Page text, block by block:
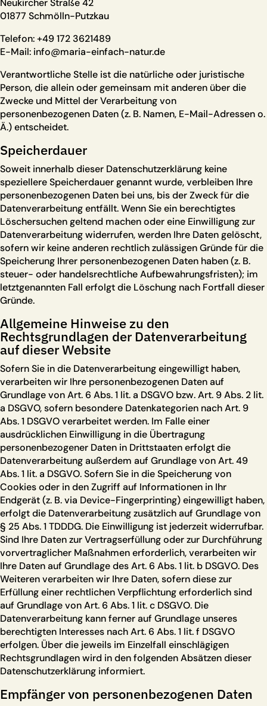
Neukircher Straße 42
01877 Schmölln-Putzkau
Telefon: +49 172 3621489
E-Mail: info@maria-einfach-natur.de
Verantwortliche Stelle ist die natürliche oder juristische
Person, die allein oder gemeinsam mit anderen über die
Zwecke und Mittel der Verarbeitung von
personenbezogenen Daten (z. B. Namen, E-Mail-Adressen o.
Ä.) entscheidet.
Speicherdauer
Soweit innerhalb dieser Datenschutzerklärung keine
speziellere Speicherdauer genannt wurde, verbleiben Ihre
personenbezogenen Daten bei uns, bis der Zweck für die
Datenverarbeitung entfällt. Wenn Sie ein berechtigtes
Löschersuchen geltend machen oder eine Einwilligung zur
Datenverarbeitung widerrufen, werden Ihre Daten gelöscht,
sofern wir keine anderen rechtlich zulässigen Gründe für die
Speicherung Ihrer personenbezogenen Daten haben (z. B.
steuer- oder handelsrechtliche Aufbewahrungsfristen); im
letztgenannten Fall erfolgt die Löschung nach Fortfall dieser
Gründe.
Allgemeine Hinweise zu den
Rechtsgrundlagen der Datenverarbeitung
auf dieser Website
Sofern Sie in die Datenverarbeitung eingewilligt haben,
verarbeiten wir Ihre personenbezogenen Daten auf
Grundlage von Art. 6 Abs. 1 lit. a DSGVO bzw. Art. 9 Abs. 2 lit.
a DSGVO, sofern besondere Datenkategorien nach Art. 9
Abs. 1 DSGVO verarbeitet werden. Im Falle einer
ausdrücklichen Einwilligung in die Übertragung
personenbezogener Daten in Drittstaaten erfolgt die
Datenverarbeitung außerdem auf Grundlage von Art. 49
Abs. 1 lit. a DSGVO. Sofern Sie in die Speicherung von
Cookies oder in den Zugriff auf Informationen in Ihr
Endgerät (z. B. via Device-Fingerprinting) eingewilligt haben,
erfolgt die Datenverarbeitung zusätzlich auf Grundlage von
§ 25 Abs. 1 TDDDG. Die Einwilligung ist jederzeit widerrufbar.
Sind Ihre Daten zur Vertragserfüllung oder zur Durchführung
vorvertraglicher Maßnahmen erforderlich, verarbeiten wir
Ihre Daten auf Grundlage des Art. 6 Abs. 1 lit. b DSGVO. Des
Weiteren verarbeiten wir Ihre Daten, sofern diese zur
Erfüllung einer rechtlichen Verpflichtung erforderlich sind
auf Grundlage von Art. 6 Abs. 1 lit. c DSGVO. Die
Datenverarbeitung kann ferner auf Grundlage unseres
berechtigten Interesses nach Art. 6 Abs. 1 lit. f DSGVO
erfolgen. Über die jeweils im Einzelfall einschlägigen
Rechtsgrundlagen wird in den folgenden Absätzen dieser
Datenschutzerklärung informiert.
Empfänger von personenbezogenen Daten